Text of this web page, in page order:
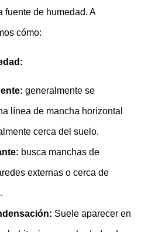
fuente de humedad. A
cómo:
generalmente se
línea de mancha horizontal
cerca del suelo.
busca manchas de
externas o cerca de
Suele aparecer en